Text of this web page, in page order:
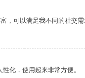
，可以满足我不同的社交需
化，使用起来非常方便。